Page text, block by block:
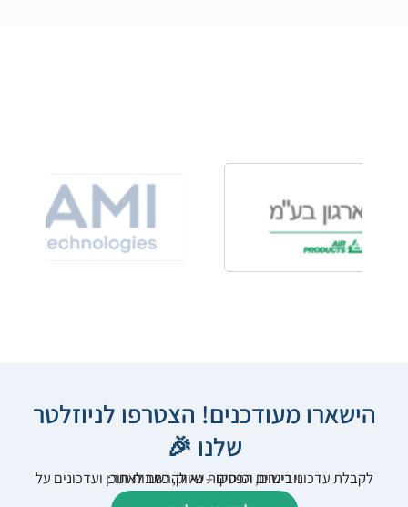
הישארו מעודכנים! הצטרפו לניוזלטר
שלנו 🎉
לקבלת עדכוני רישום, הפסקות שיווק, כתבות תוכן ועדכונים על וובינרים וכנסים – נא להרשם לאתר: